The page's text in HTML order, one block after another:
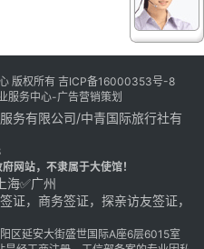
版权所有 吉ICP备16000353号-8
服务中心-广告营销策划
务有限公司/中青国际旅行社有
网站，不隶属于大使馆！
海✅广州
证，商务签证，探亲访友签证，
区延安大街盛世国际A座6层6015室